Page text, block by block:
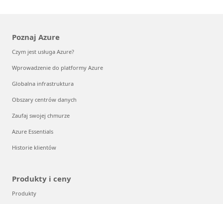
Poznaj Azure
Czym jest usługa Azure?
Wprowadzenie do platformy Azure
Globalna infrastruktura
Obszary centrów danych
Zaufaj swojej chmurze
Azure Essentials
Historie klientów
Produkty i ceny
Produkty